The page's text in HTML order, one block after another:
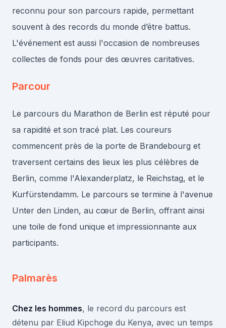
reconnu pour son parcours rapide, permettant
souvent à des records du monde d’être battus.
L'événement est aussi l'occasion de nombreuses
collectes de fonds pour des œuvres caritatives.
Parcour
Le parcours du Marathon de Berlin est réputé pour
sa rapidité et son tracé plat. Les coureurs
commencent près de la porte de Brandebourg et
traversent certains des lieux les plus célèbres de
Berlin, comme l'Alexanderplatz, le Reichstag, et le
Kurfürstendamm. Le parcours se termine à l'avenue
Unter den Linden, au cœur de Berlin, offrant ainsi
une toile de fond unique et impressionnante aux
participants.
Palmarès
Chez les hommes, le record du parcours est
détenu par Eliud Kipchoge du Kenya, avec un temps